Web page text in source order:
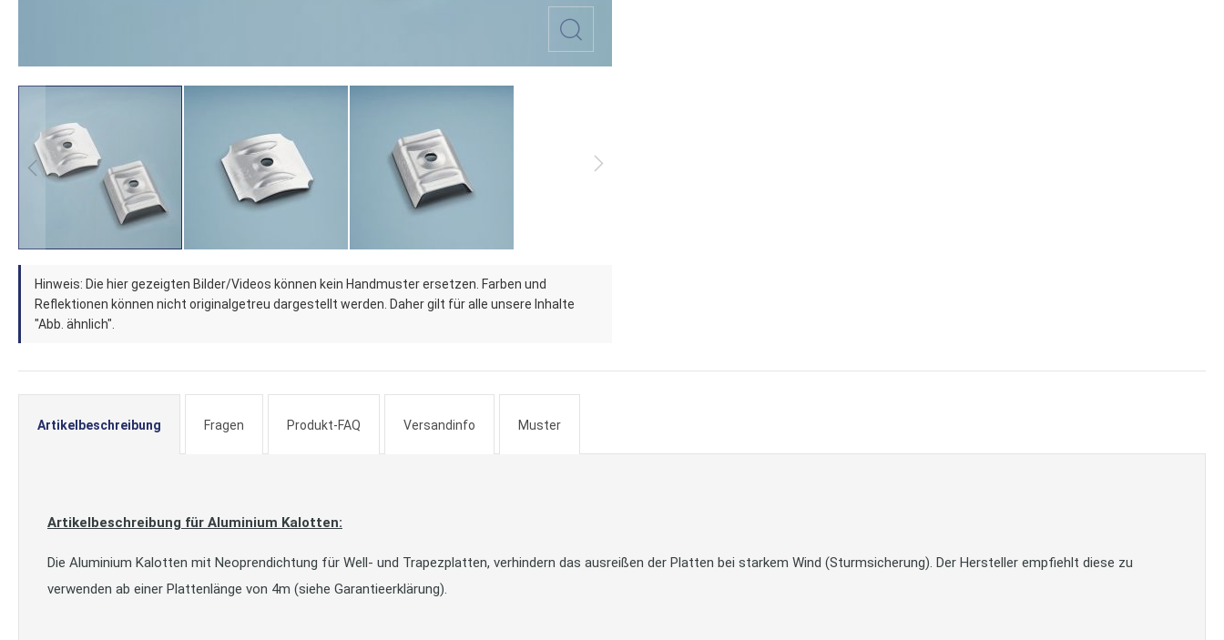
Zum
Anfang
der
Bildergalerie
springen
Hinweis: Die hier gezeigten Bilder/Videos können kein Handmuster ersetzen. Farben und
Reflektionen können nicht originalgetreu dargestellt werden. Daher gilt für alle unsere Inhalte
"Abb. ähnlich".
Artikelbeschreibung
Artikelbeschreibung für Aluminium Kalotten:
Die Aluminium Kalotten mit Neoprendichtung für Well- und Trapezplatten, verhindern das ausreißen der Platten bei starkem Wind (Sturmsicherung). Der Hersteller empfiehlt diese zu
verwenden ab einer Plattenlänge von 4m (siehe Garantieerklärung).
Fragen Produkt-FAQ Versandinfo Muster